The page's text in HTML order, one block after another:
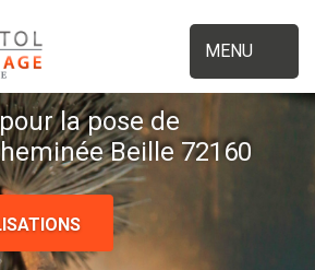
MENU
la pose de
Beille 72160